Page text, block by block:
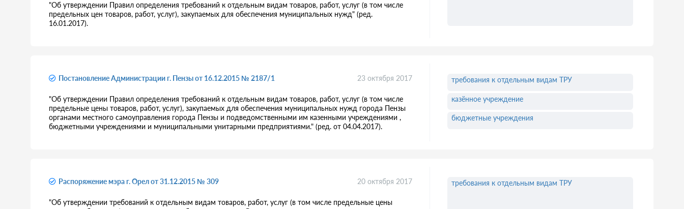
"Об утверждении Правил определения требований к отдельным видам товаров, работ, услуг (в том числе
предельных цен товаров, работ, услуг), закупаемых для обеспечения муниципальных нужд" (ред.
16.01.2017).
Постановление Администрации г. Пензы от 16.12.2015 № 2187/1 23 октября 2017
"Об утверждении Правил определения требований к отдельным видам товаров, работ, услуг (в том числе
предельные цены товаров, работ, услуг), закупаемых для обеспечения муниципальных нужд города Пензы
органами местного самоуправления города Пензы и подведомственными им казенными учреждениями ,
бюджетными учреждениями и муниципальными унитарными предприятиями." (ред. от 04.04.2017).
требования к отдельным видам ТРУ
казённое учреждение
бюджетные учреждения
Распоряжение мэра г. Орел от 31.12.2015 № 309 20 октября 2017
"Об утверждении требований к отдельным видам товаров, работ, услуг (в том числе предельные цены
требования к отдельным видам ТРУ